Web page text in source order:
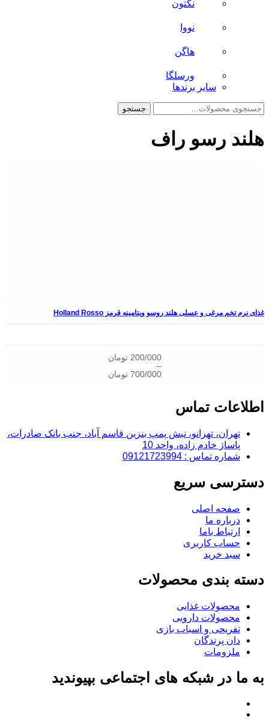
نکتون
نووا
هاگن
ورسلگا
سایر برند‌ها
جستجو
جستجو
هلند رسو راف
غذای نرم تخم مرغی و عسلی هلند روسو ویتامینه قرمز Holland Rosso
200/000 تومان
–
700/000 تومان
اطلاعات تماس
تهران، تهرانو، نبش پمپ بنزین قاسم آباد، جنب بانک صادرات،
پاساژ خادم زاده، واحد 10
شماره تماس : 09121723994
دسترسی سریع
صفحه اصلی
درباره ما
ارتباط باما
حساب کاربری
سبد خرید
دسته بندی محصولات
محصولات غذایی
محصولات دارویی
تفریحی و اسباب بازی
دان پرندگان
ملزومات
به ما در شبکه های اجتماعی بپیوندید